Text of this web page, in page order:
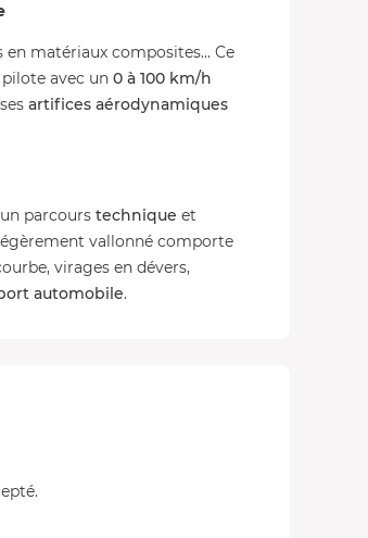
matériaux composites... Ce
avec un 0 à 100 km/h
artifices aérodynamiques
parcours technique et
vallonné comporte
virages en dévers,
automobile.